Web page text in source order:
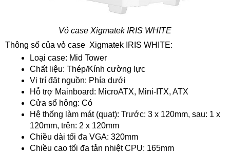
Vỏ case Xigmatek IRIS WHITE
Thông số của vỏ case Xigmatek IRIS WHITE:
Loại case: Mid Tower
Chất liệu: Thép/Kính cường lực
Vị trí đặt nguồn: Phía dưới
Hỗ trợ Mainboard: MicroATX, Mini-ITX, ATX
Cửa sổ hông: Có
Hệ thống làm mát (quạt): Trước: 3 x 120mm, sau: 1 x
120mm, trên: 2 x 120mm
Chiều dài tối đa VGA: 320mm
Chiều cao tối đa tản nhiệt CPU: 165mm